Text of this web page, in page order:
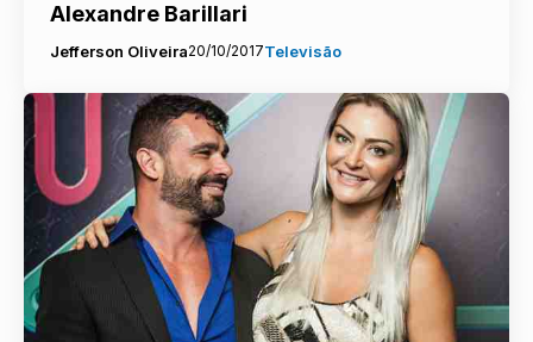
Alexandre Barillari
Jefferson Oliveira20/10/2017Televisão